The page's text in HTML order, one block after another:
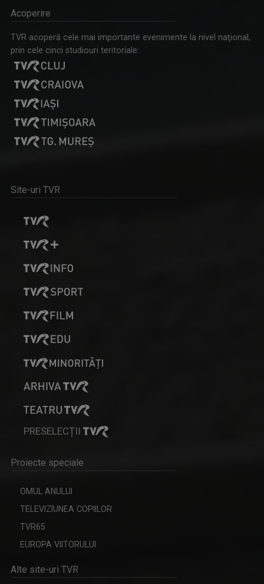
Acoperire
TVR acoperă cele mai importante evenimente la nivel naţional,
prin cele cinci studiouri teritoriale:
Site-uri TVR
PRESELECȚII
Proiecte speciale
OMUL ANULUI
TELEVIZIUNEA COPIILOR
TVR65
EUROPA VIITORULUI
Alte site-uri TVR